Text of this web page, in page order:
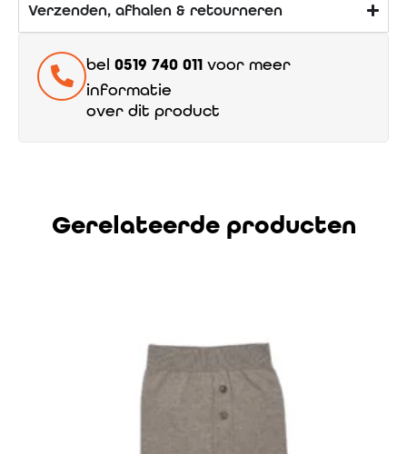
Verzenden, afhalen & retourneren
bel 0519 740 011 voor meer
informatie
over dit product
Gerelateerde producten